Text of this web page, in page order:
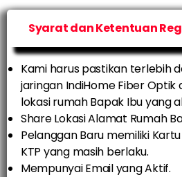
Syarat dan Ketentuan
Kami harus pastikan terlebih
jaringan IndiHome Fiber Optik
lokasi rumah Bapak Ibu yang
Share Lokasi Alamat Rumah
Pelanggan Baru memiliki
KTP yang masih berlaku.
Mempunyai Email yang Aktif.